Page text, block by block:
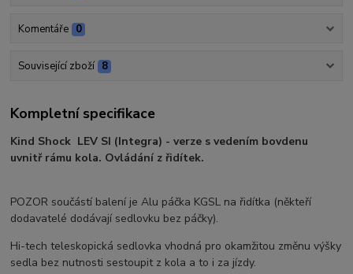
Komentáře 0
Související zboží 8
Kompletní specifikace
Kind Shock LEV SI (Integra) - verze s vedením bovdenu
uvnitř rámu kola. Ovládání z řidítek.
POZOR součástí balení je Alu páčka KGSL na řidítka (někteří
dodavatelé dodávají sedlovku bez páčky).
Hi-tech teleskopická sedlovka vhodná pro okamžitou změnu výšky
sedla bez nutnosti sestoupit z kola a to i za jízdy.